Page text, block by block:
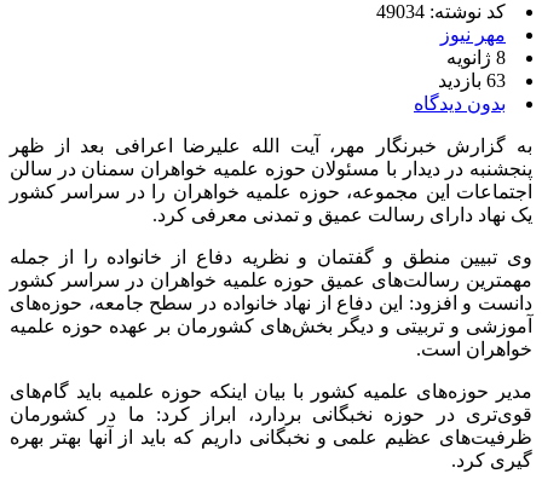
کد نوشته: 49034
مهر نیوز
8 ژانویه
63 بازدید
بدون دیدگاه
به گزارش خبرنگار مهر، آیت الله علیرضا اعرافی بعد از ظهر
پنجشنبه در دیدار با مسئولان حوزه علمیه خواهران سمنان در سالن
اجتماعات این مجموعه، حوزه علمیه خواهران را در سراسر کشور
یک نهاد دارای رسالت عمیق و تمدنی معرفی کرد.
وی تبیین منطق و گفتمان و نظریه دفاع از خانواده را از جمله
مهمترین رسالت‌های عمیق حوزه علمیه خواهران در سراسر کشور
دانست و افزود: این دفاع از نهاد خانواده در سطح جامعه، حوزه‌های
آموزشی و تربیتی و دیگر بخش‌های کشورمان بر عهده حوزه علمیه
خواهران است.
مدیر حوزه‌های علمیه کشور با بیان اینکه حوزه علمیه باید گام‌های
قوی‌تری در حوزه نخبگانی بردارد، ابراز کرد: ما در کشورمان
ظرفیت‌های عظیم علمی و نخبگانی داریم که باید از آنها بهتر بهره
گیری کرد.